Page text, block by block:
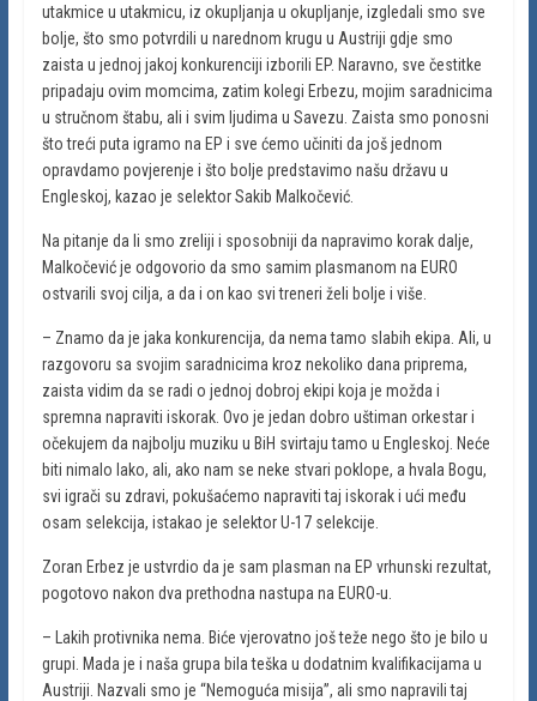
utakmice u utakmicu, iz okupljanja u okupljanje, izgledali smo sve
bolje, što smo potvrdili u narednom krugu u Austriji gdje smo
zaista u jednoj jakoj konkurenciji izborili EP. Naravno, sve čestitke
pripadaju ovim momcima, zatim kolegi Erbezu, mojim saradnicima
u stručnom štabu, ali i svim ljudima u Savezu. Zaista smo ponosni
što treći puta igramo na EP i sve ćemo učiniti da još jednom
opravdamo povjerenje i što bolje predstavimo našu državu u
Engleskoj, kazao je selektor Sakib Malkočević.
Na pitanje da li smo zreliji i sposobniji da napravimo korak dalje,
Malkočević je odgovorio da smo samim plasmanom na EURO
ostvarili svoj cilja, a da i on kao svi treneri želi bolje i više.
– Znamo da je jaka konkurencija, da nema tamo slabih ekipa. Ali, u
razgovoru sa svojim saradnicima kroz nekoliko dana priprema,
zaista vidim da se radi o jednoj dobroj ekipi koja je možda i
spremna napraviti iskorak. Ovo je jedan dobro uštiman orkestar i
očekujem da najbolju muziku u BiH svirtaju tamo u Engleskoj. Neće
biti nimalo lako, ali, ako nam se neke stvari poklope, a hvala Bogu,
svi igrači su zdravi, pokušaćemo napraviti taj iskorak i ući među
osam selekcija, istakao je selektor U-17 selekcije.
Zoran Erbez je ustvrdio da je sam plasman na EP vrhunski rezultat,
pogotovo nakon dva prethodna nastupa na EURO-u.
– Lakih protivnika nema. Biće vjerovatno još teže nego što je bilo u
grupi. Mada je i naša grupa bila teška u dodatnim kvalifikacijama u
Austriji. Nazvali smo je “Nemoguća misija”, ali smo napravili taj